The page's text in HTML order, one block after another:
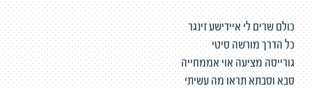
כולם שרים לי איידישע זינגר
כל הדרך מורשה סיטי
גורייסה מציעה אוי אממחייה
סבא וסבתא תראו מה עשיתי